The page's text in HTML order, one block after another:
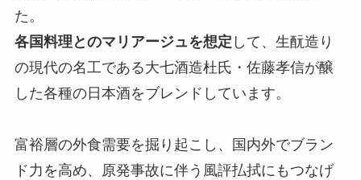
た。
各国料理とのマリアージュを想定 して、生酛造り
の現代の名工である大七酒造杜氏・佐藤孝信が醸
した各種の日本酒をブレンドしています。
富裕層の外食需要を掘り起こし、国内外でブラン
ド力を高め、原発事故に伴う風評払拭にもつなげ